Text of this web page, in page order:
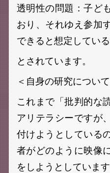
透明性の問題：子ど
おり、それゆえ参加
できると想定してい
とされています。
＜自身の研究につい
これまで「批判的な
アリテラシーですが
付けようとしている
者がどのように映像
をしようとしています